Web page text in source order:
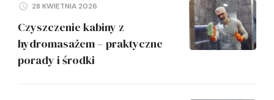
28 KWIETNIA 2026
Czyszczenie kabiny z
hydromasażem – praktyczne
porady i środki